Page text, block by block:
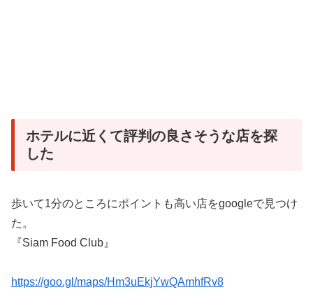
ホテルに近くて評判の良さそうな店を探
した
歩いて1分のところにポイントも高い店をgoogleで見つけ
た。
『Siam Food Club』
https://goo.gl/maps/Hm3uEkjYwQAmhfRv8